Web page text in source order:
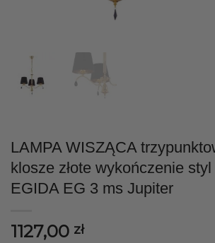
LAMPA WISZĄCA
klosze złote wykończenie
EGIDA EG 3 ms Jupiter
1127,00 zł